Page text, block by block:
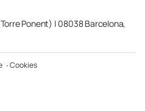
Ponent) | 08038 Barcelona,
Cookies